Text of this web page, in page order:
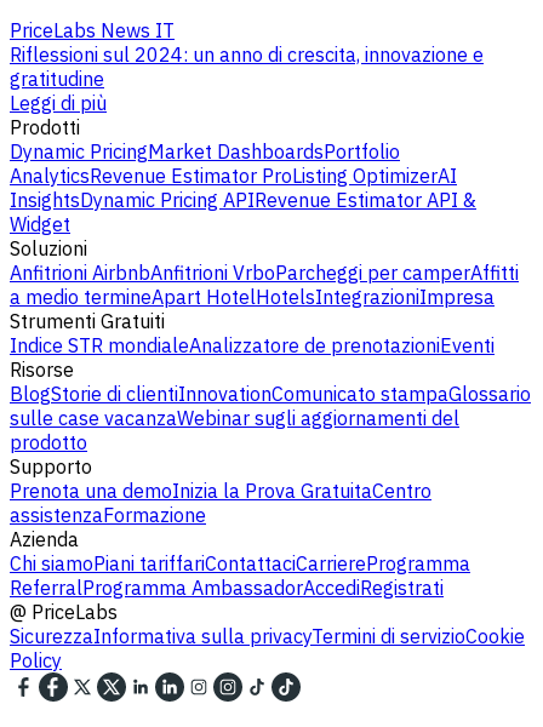
PriceLabs News IT
Riflessioni sul 2024: un anno di crescita, innovazione e
gratitudine
Leggi di più
Prodotti
Dynamic PricingMarket DashboardsPortfolio
AnalyticsRevenue Estimator ProListing OptimizerAI
InsightsDynamic Pricing APIRevenue Estimator API &
Widget
Soluzioni
Anfitrioni AirbnbAnfitrioni VrboParcheggi per camperAffitti
a medio termineApart HotelHotelsIntegrazioniImpresa
Strumenti Gratuiti
Indice STR mondialeAnalizzatore de prenotazioniEventi
Risorse
BlogStorie di clientiInnovationComunicato stampaGlossario
sulle case vacanzaWebinar sugli aggiornamenti del
prodotto
Supporto
Prenota una demoInizia la Prova GratuitaCentro
assistenzaFormazione
Azienda
Chi siamoPiani tariffariContattaciCarriereProgramma
ReferralProgramma AmbassadorAccediRegistrati
@ PriceLabs
SicurezzaInformativa sulla privacyTermini di servizioCookie
Policy